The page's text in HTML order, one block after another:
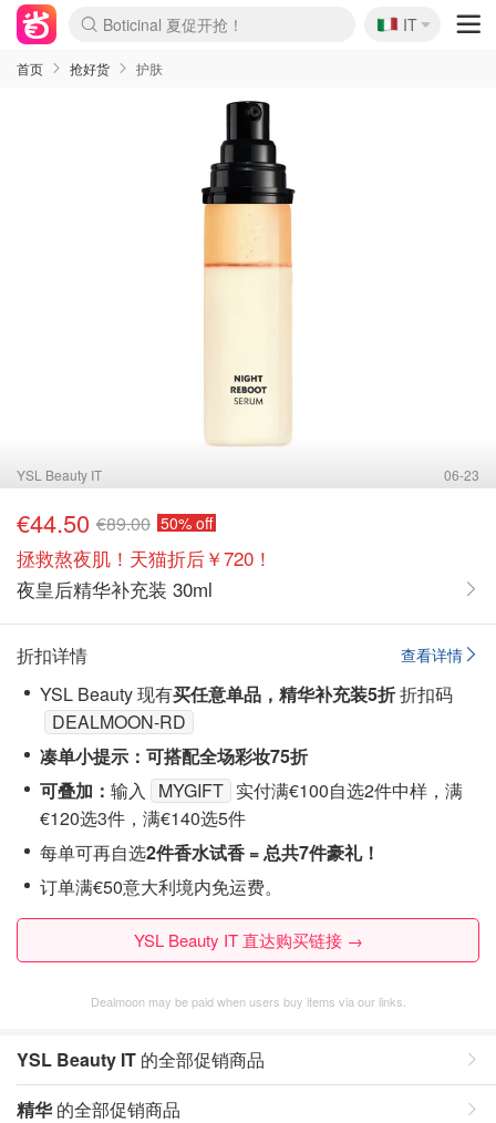
Boticinal 夏促开抢！
4折！lulu周四疯狂上新
速领！Stanley独家85折
Zalando 奥莱闪促！每日更新
🇮🇹
IT
首页 抢好货 护肤
YSL Beauty IT 06-23
€44.50 €89.00 50% off
拯救熬夜肌！天猫折后￥720！
夜皇后精华补充装 30ml
查看详情
折扣详情
YSL Beauty 现有买任意单品 ，精华补充装5折折扣码
DEALMOON-RD
凑单小提示：可搭配全场彩妆75折
可叠加： 输入 MYGIFT 实付满€100自选2件中样，满
€120选3件，满€140选5件
每单可再自选2件香水试香 =总共7件豪礼！
订单满€50意大利境内免运费。
YSL Beauty IT 直达购买链接 →
Dealmoon may be paid when users buy items via our links.
YSL Beauty IT 的全部促销商品
精华的全部促销商品